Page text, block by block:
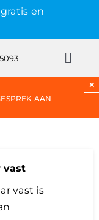
en
AAN
×
vast
vast is